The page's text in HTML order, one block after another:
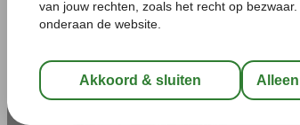
Home
Turkije Egeische kust
Coast Light
All Inclusive Hotel